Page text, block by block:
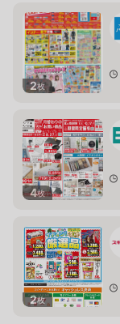
2枚
4枚
2枚